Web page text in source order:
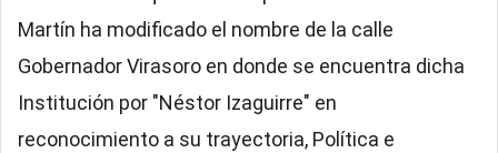
Martín ha modificado el nombre de la calle
Gobernador Virasoro en donde se encuentra dicha
Institución por "Néstor Izaguirre" en
reconocimiento a su trayectoria, Política e